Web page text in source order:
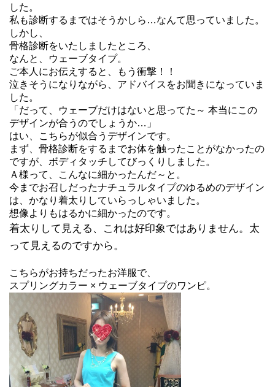
した。
私も診断するまではそうかしら…なんて思っていました。
しかし、
骨格診断をいたしましたところ、
なんと、ウェーブタイプ。
ご本人にお伝えすると、もう衝撃！！
泣きそうになりながら、アドバイスをお聞きになっていま
した。
「だって、ウェーブだけはないと思ってた～ 本当にこの
デザインが合うのでしょうか…」
はい、こちらが似合うデザインです。
まず、骨格診断をするまでお体を触ったことがなかったの
ですが、ボディタッチしてびっくりしました。
Ａ様って、こんなに細かったんだ～と。
今までお召しだったナチュラルタイプのゆるめのデザイン
は、かなり着太りしていらっしゃいました。
想像よりもはるかに細かったのです。
着太りして見える、これは好印象ではありません。太
って見えるのですから。
こちらがお持ちだったお洋服で、
スプリングカラー × ウェーブタイプのワンピ。